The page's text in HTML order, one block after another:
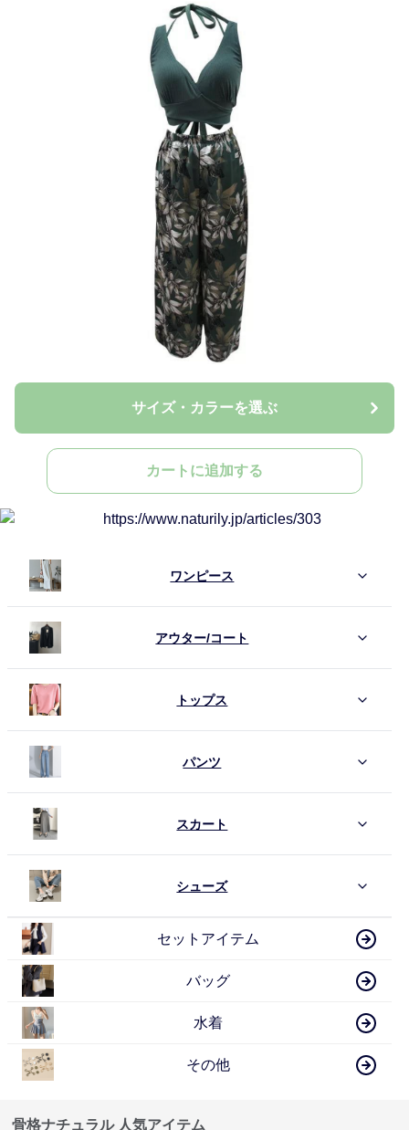
サイズ・カラーを選ぶ
カートに追加する
ワンピース
アウター/コート
トップス
パンツ
スカート
シューズ
セットアイテム
バッグ
水着
その他
骨格ナチュラル 人気アイテム